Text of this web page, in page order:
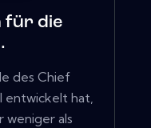
für die
des Chief
entwickelt hat,
weniger als